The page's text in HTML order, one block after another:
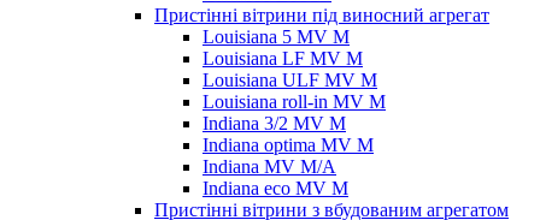
Пристінні вітрини під виносний агрегат
Louisiana 5 MV M
Louisiana LF MV M
Louisiana ULF MV M
Louisiana roll-in MV M
Indiana 3/2 MV M
Indiana optima MV M
Indiana MV M/A
Indiana eco MV M
Пристінні вітрини з вбудованим агрегатом